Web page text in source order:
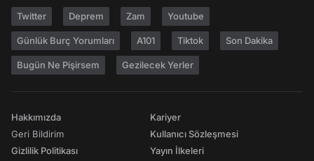
Twitter Deprem Zam Youtube
Günlük Burç Yorumları A101 Tiktok Son Dakika
Bugün Ne Pişirsem Gezilecek Yerler
Hakkımızda
Geri Bildirim
Gizlilik Politikası
Kariyer
Kullanıcı Sözleşmesi
Yayın İlkeleri